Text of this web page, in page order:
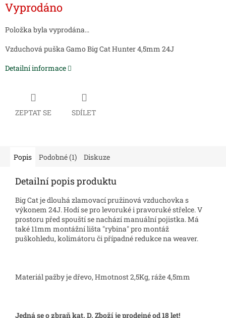
cena:
Vyprodáno
Položka byla vyprodána…
Vzduchová puška Gamo Big Cat Hunter 4,5mm 24J
Detailní informace
ZEPTAT SE SDÍLET
Popis Podobné (1) Diskuze
Detailní popis produktu
Big Cat je dlouhá zlamovací pružinová vzduchovka s
výkonem 24J. Hodí se pro levoruké i pravoruké střelce. V
prostoru před spouští se nachází manuální pojistka. Má
také 11mm montážní lišta "rybina" pro montáž
puškohledu, kolimátoru či případné redukce na weaver.
Materiál pažby je dřevo, Hmotnost 2,5Kg, ráže 4,5mm
Jedná se o zbraň kat. D. Zboží je prodejné od 18 let!